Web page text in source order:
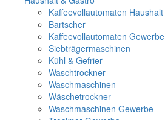
Kaffeevollautomaten Haushalt
Bartscher
Kaffeevollautomaten Gewerbe
Siebträgermaschinen
Kühl & Gefrier
Waschtrockner
Waschmaschinen
Wäschetrockner
Waschmaschinen Gewerbe